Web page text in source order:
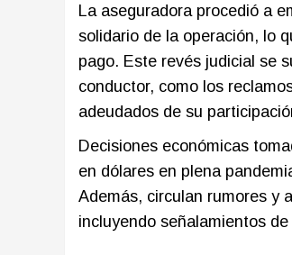
La aseguradora procedió a
solidario de la operación, lo
pago. Este revés judicial se
conductor, como los
adeudados de su
Decisiones económicas
en dólares en plena
Además, circulan rumores y
incluyendo señalamientos